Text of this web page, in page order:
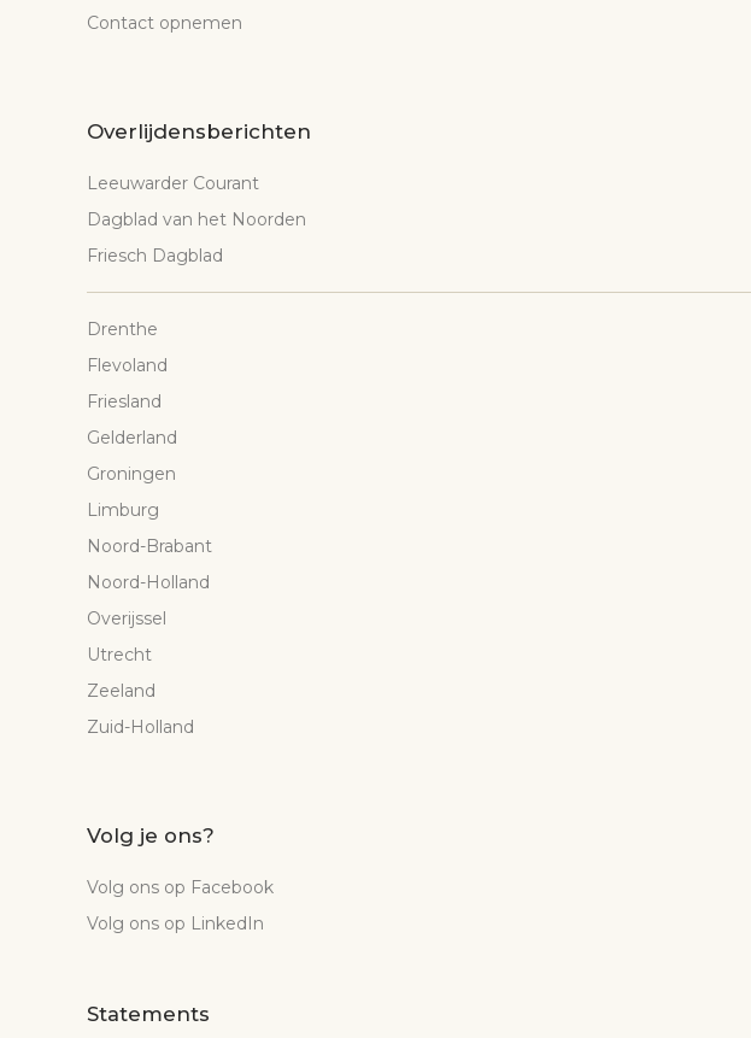
Contact opnemen
Overlijdensberichten
Leeuwarder Courant
Dagblad van het Noorden
Friesch Dagblad
Drenthe
Flevoland
Friesland
Gelderland
Groningen
Limburg
Noord-Brabant
Noord-Holland
Overijssel
Utrecht
Zeeland
Zuid-Holland
Volg je ons?
Volg ons op Facebook
Volg ons op LinkedIn
Statements